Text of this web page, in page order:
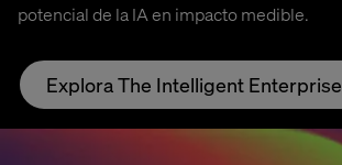
potencial de la IA en impacto medible.
Explora The Intelligent Enterprise